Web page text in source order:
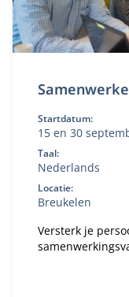
Startdatum:
15 en 30
Taal:
Nederlands
Locatie:
Breukelen
Versterk je